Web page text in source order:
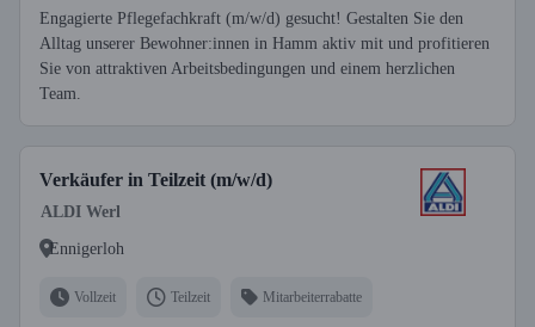
Engagierte Pflegefachkraft (m/w/d) gesucht! Gestalten Sie den
Alltag unserer Bewohner:innen in Hamm aktiv mit und profitieren
Sie von attraktiven Arbeitsbedingungen und einem herzlichen
Team.
Verkäufer in Teilzeit (m/w/d)
ALDI Werl
Ennigerloh
Vollzeit Teilzeit Mitarbeiterrabatte